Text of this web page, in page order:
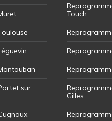
sur
Touch
Gilles